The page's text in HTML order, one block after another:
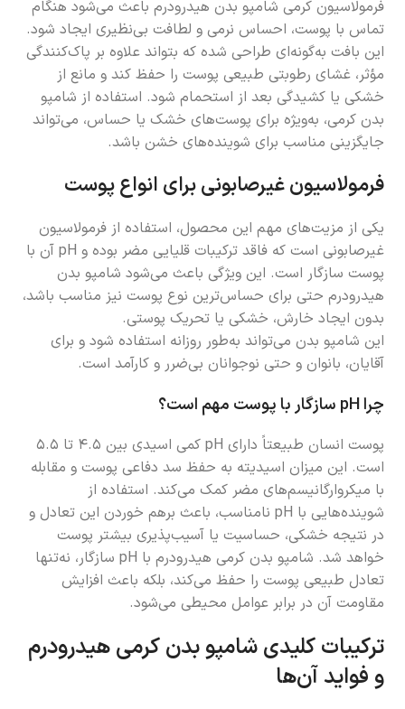
فرمولاسیون کرمی شامپو بدن هیدرودرم باعث می‌شود هنگام
تماس با پوست، احساس نرمی و لطافت بی‌نظیری ایجاد شود.
این بافت به‌گونه‌ای طراحی شده که بتواند علاوه بر پاک‌کنندگی
مؤثر، غشای رطوبتی طبیعی پوست را حفظ کند و مانع از
خشکی یا کشیدگی بعد از استحمام شود. استفاده از شامپو
بدن کرمی، به‌ویژه برای پوست‌های خشک یا حساس، می‌تواند
جایگزینی مناسب برای شوینده‌های خشن باشد.
فرمولاسیون غیرصابونی برای انواع پوست
یکی از مزیت‌های مهم این محصول، استفاده از فرمولاسیون
غیرصابونی است که فاقد ترکیبات قلیایی مضر بوده و pH آن با
پوست سازگار است. این ویژگی باعث می‌شود شامپو بدن
هیدرودرم حتی برای حساس‌ترین نوع پوست نیز مناسب باشد،
بدون ایجاد خارش، خشکی یا تحریک پوستی.
این شامپو بدن می‌تواند به‌طور روزانه استفاده شود و برای
آقایان، بانوان و حتی نوجوانان بی‌ضرر و کارآمد است.
چرا pH سازگار با پوست مهم است؟
پوست انسان طبیعتاً دارای pH کمی اسیدی بین ۴.۵ تا ۵.۵
است. این میزان اسیدیته به حفظ سد دفاعی پوست و مقابله
با میکروارگانیسم‌های مضر کمک می‌کند. استفاده از
شوینده‌هایی با pH نامناسب، باعث برهم خوردن این تعادل و
در نتیجه خشکی، حساسیت یا آسیب‌پذیری بیشتر پوست
خواهد شد. شامپو بدن کرمی هیدرودرم با pH سازگار، نه‌تنها
تعادل طبیعی پوست را حفظ می‌کند، بلکه باعث افزایش
مقاومت آن در برابر عوامل محیطی می‌شود.
ترکیبات کلیدی شامپو بدن کرمی هیدرودرم
و فواید آن‌ها